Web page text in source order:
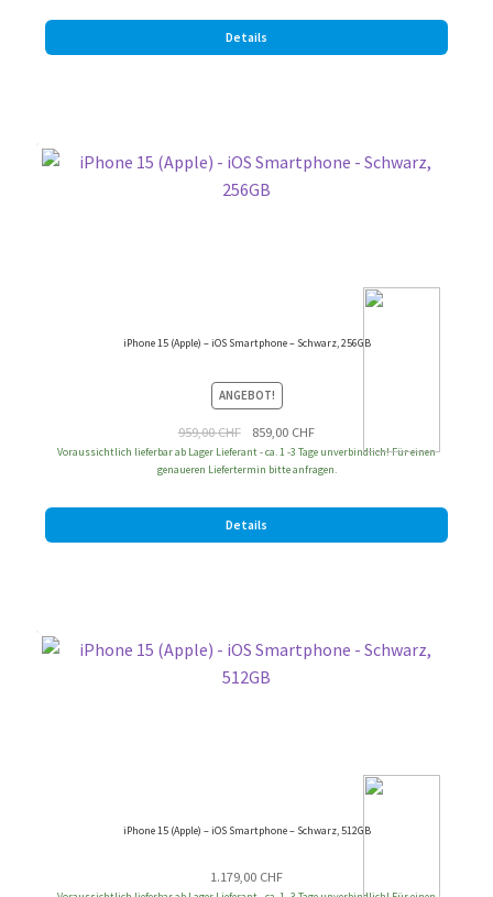
Details
iPhone 15 (Apple) – iOS Smartphone – Schwarz, 256GB
ANGEBOT!
959,00CHF
Ursprünglicher
Preis
war:
859,00 CHFAktueller
Preis
ist:
Voraussichtlich lieferbar ab Lager Lieferant - ca. 1 -3 Tage unverbindlich! Für einen
genaueren Liefertermin bitte anfragen.
Details
iPhone 15 (Apple) – iOS Smartphone – Schwarz, 512GB
1.179,00 CHF